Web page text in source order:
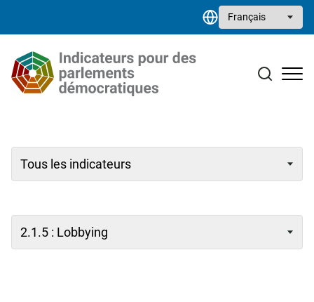
Select your language
Bibliothèque de ressources
Contact